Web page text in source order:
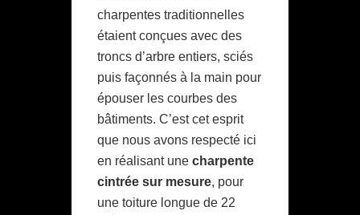
charpentes traditionnelles
étaient conçues avec des
troncs d’arbre entiers, sciés
puis façonnés à la main pour
épouser les courbes des
bâtiments. C’est cet esprit
que nous avons respecté ici
en réalisant une charpente
cintrée sur mesure, pour
une toiture longue de 22